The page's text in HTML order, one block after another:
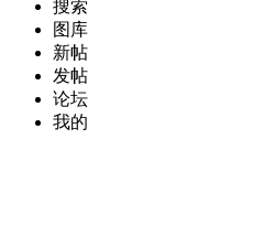
搜索
图库
新帖
发帖
论坛
我的